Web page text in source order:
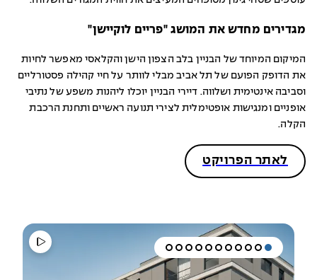
מגדירים מחדש את המושג "פריים לוקיישן"
המיקום המיוחד של הבניין בלב הצפון הישן והקלאסי מאפשר לחיות
את הדופק הפועם של תל אביב מבלי לוותר על חיי קהילה פסטורליים
וסביבה אינטימית ושלווה. דיירי הבניין יוכלו ליהנות משפע של נתיבי
אופניים ומנגישות אופטימלית לצירי תנועה ראשיים ותחנת הרכבת
הקלה.
לאתר הפרויקט